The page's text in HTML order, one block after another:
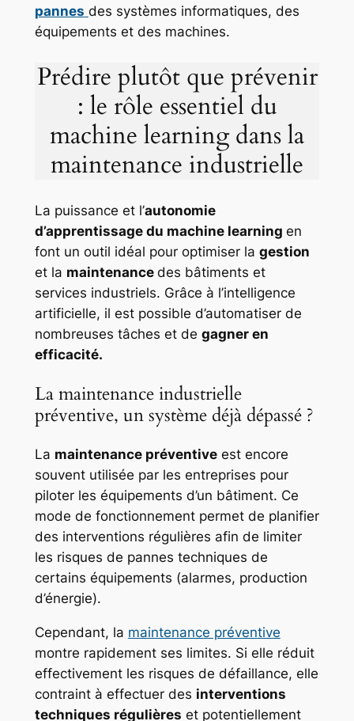
pannes des systèmes informatiques, des
équipements et des machines.
Prédire plutôt que prévenir
: le rôle essentiel du
machine learning dans la
maintenance industrielle
La puissance et l’autonomie
d’apprentissage du machine learning en
font un outil idéal pour optimiser la gestion
et la maintenance des bâtiments et
services industriels. Grâce à l’intelligence
artificielle, il est possible d’automatiser de
nombreuses tâches et de gagner en
efficacité.
La maintenance industrielle
préventive, un système déjà dépassé ?
La maintenance préventiveest encore
souvent utilisée par les entreprises pour
piloter les équipements d’un bâtiment. Ce
mode de fonctionnement permet de planifier
des interventions régulières afin de limiter
les risques de pannes techniques de
certains équipements (alarmes, production
d’énergie).
Cependant, la maintenance préventive
montre rapidement ses limites. Si elle réduit
effectivement les risques de défaillance, elle
contraint à effectuer des interventions
techniques régulières et potentiellement